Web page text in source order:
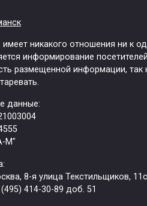
имеет никакого отношения ни к
информирование
размещенной информации, так
данные:
М"
​8-я улица Текстильщиков,
414-30-89 доб. 51